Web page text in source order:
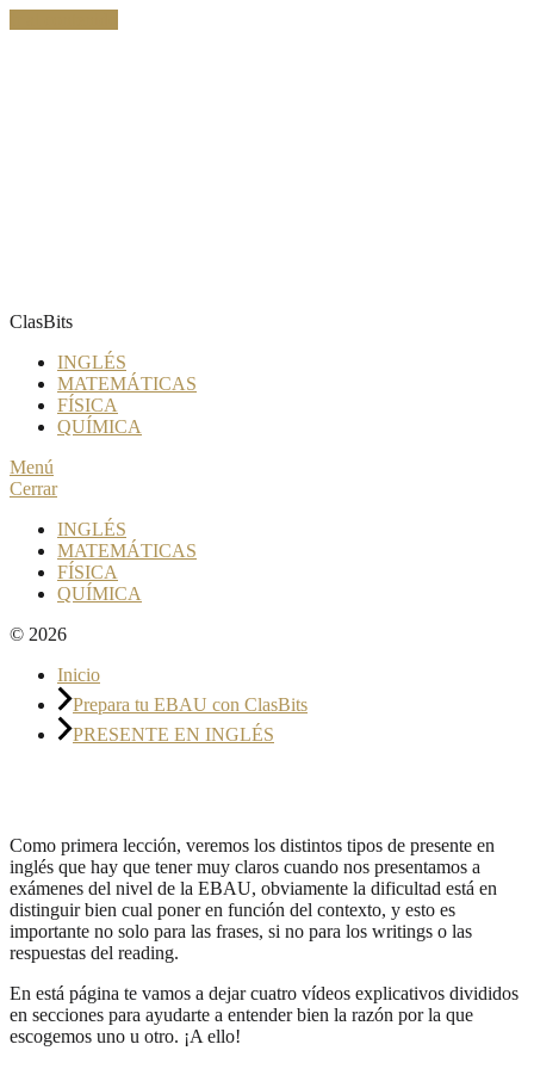
ClasBits
INGLÉS
MATEMÁTICAS
FÍSICA
QUÍMICA
Menú
Cerrar
INGLÉS
MATEMÁTICAS
FÍSICA
QUÍMICA
© 2026
Inicio
Prepara tu EBAU con ClasBits
PRESENTE EN INGLÉS
Como primera lección, veremos los distintos tipos de presente en
inglés que hay que tener muy claros cuando nos presentamos a
exámenes del nivel de la EBAU, obviamente la dificultad está en
distinguir bien cual poner en función del contexto, y esto es
importante no solo para las frases, si no para los writings o las
respuestas del reading.
En está página te vamos a dejar cuatro vídeos explicativos divididos
en secciones para ayudarte a entender bien la razón por la que
escogemos uno u otro. ¡A ello!